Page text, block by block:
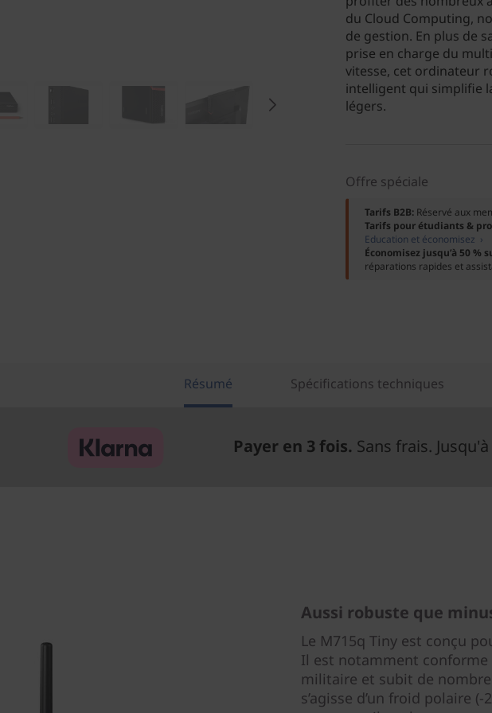
du Cloud Computing,
de gestion. En plus de
prise en charge du
vitesse, cet ordinateur
intelligent qui simplifie
légers.
Offre spéciale
Tarifs B2B: Réservé aux
Tarifs pour étudiants &
Education et économisez ›
Économisez jusqu’à 50 %
réparations rapides et
Résumé Spécifications techniques
Payer en 3 fois. Sans frais.
Aussi robuste que
Le M715q Tiny est conçu
Il est notamment conforme
militaire et subit de
s’agisse d’un froid polaire (-